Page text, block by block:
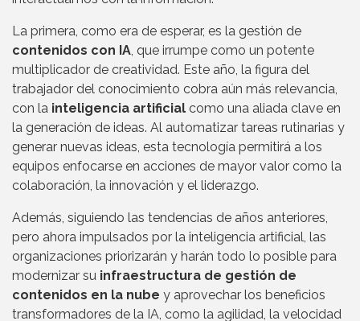
La primera, como era de esperar, es la gestión de
contenidos con IA, que irrumpe como un potente
multiplicador de creatividad. Este año, la figura del
trabajador del conocimiento cobra aún más relevancia,
con la inteligencia artificial como una aliada clave en
la generación de ideas. Al automatizar tareas rutinarias y
generar nuevas ideas, esta tecnología permitirá a los
equipos enfocarse en acciones de mayor valor como la
colaboración, la innovación y el liderazgo.
Además, siguiendo las tendencias de años anteriores,
pero ahora impulsados por la inteligencia artificial, las
organizaciones priorizarán y harán todo lo posible para
modernizar su infraestructura de gestión de
contenidos en la nube y aprovechar los beneficios
transformadores de la IA, como la agilidad, la velocidad